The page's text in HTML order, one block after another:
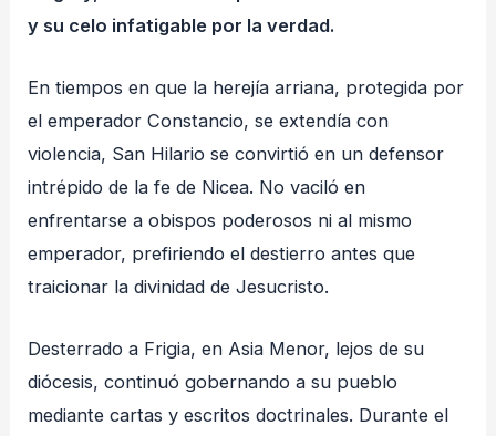
y su celo infatigable por la verdad.
En tiempos en que la herejía arriana, protegida por
el emperador Constancio, se extendía con
violencia, San Hilario se convirtió en un defensor
intrépido de la fe de Nicea. No vaciló en
enfrentarse a obispos poderosos ni al mismo
emperador, prefiriendo el destierro antes que
traicionar la divinidad de Jesucristo.
Desterrado a Frigia, en Asia Menor, lejos de su
diócesis, continuó gobernando a su pueblo
mediante cartas y escritos doctrinales. Durante el